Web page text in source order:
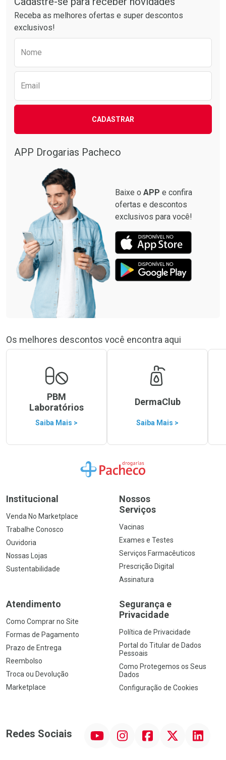
Comprar sem Desconto
Por R$ 76,94/cada
Ativar Desconto
Receba as melhores ofertas e super descontos
exclusivos!
Nome
Email
CADASTRAR
APP Drogarias Pacheco
Baixe o APP e confira
ofertas e descontos
exclusivos para você!
Os melhores descontos você encontra aqui
PBM
Laboratórios
Saiba Mais >
DermaClub
Saiba Mais >
Ir para a Home
Institucional
Venda No Marketplace
Trabalhe Conosco
Ouvidoria
Nossas Lojas
Sustentabilidade
Nossos
Serviços
Vacinas
Exames e Testes
Serviços Farmacêuticos
Prescrição Digital
Assinatura
Atendimento
Como Comprar no Site
Formas de Pagamento
Prazo de Entrega
Reembolso
Troca ou Devolução
Marketplace
Segurança e
Privacidade
Política de Privacidade
Portal do Titular de Dados
Pessoais
Como Protegemos os Seus
Dados
Configuração de Cookies
Redes Sociais InstagramFacebookTwitter Linkedin